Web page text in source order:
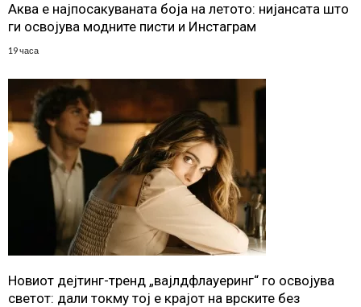
Аква е најпосакуваната боја на летото: нијансата што
ги освојува модните писти и Инстаграм
19 часа
Новиот дејтинг-тренд „вајлдфлауеринг“ го освојува
светот: дали токму тој е крајот на врските без